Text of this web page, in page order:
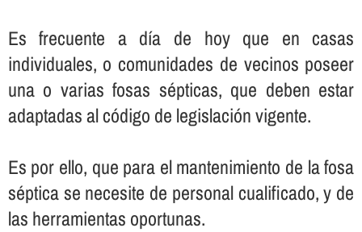
Es frecuente a dí­a de hoy que en casas
individuales, o comunidades de vecinos poseer
una o varias fosas sépticas, que deben estar
adaptadas al código de legislación vigente.
Es por ello, que para el mantenimiento de la fosa
séptica se necesite de personal cualificado, y de
las herramientas oportunas.